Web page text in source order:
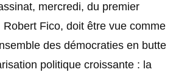
mercredi, du premier
Fico, doit être vue comme
des démocraties en butte
politique croissante : la